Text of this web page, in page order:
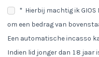
* Hierbij machtig ik
om een bedrag van
Een automatische incasso
Indien lid jonger dan 18 jaar